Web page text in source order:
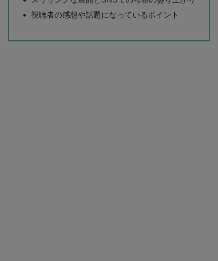
視聴者の感想や話題になっているポイント